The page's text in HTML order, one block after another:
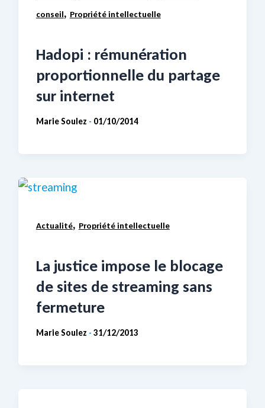
conseil, Propriété intellectuelle
Hadopi : rémunération
proportionnelle du partage
sur internet
Marie Soulez - 01/10/2014
Actualité, Propriété intellectuelle
La justice impose le blocage
de sites de streaming sans
fermeture
Marie Soulez - 31/12/2013